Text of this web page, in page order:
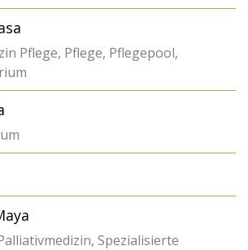
Pflege, Pflege, Pflegepool,
Spezialisierte